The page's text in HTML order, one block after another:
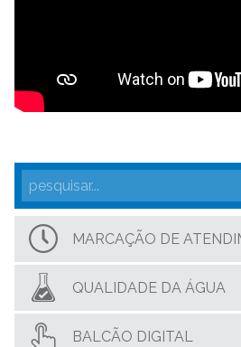
MARCAÇÃO DE
QUALIDADE DA ÁGUA
BALCÃO DIGITAL